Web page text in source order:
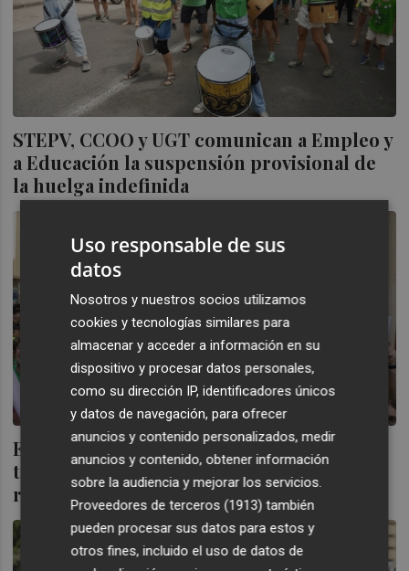
STEPV, CCOO y UGT comunican a Empleo y
a Educación la suspensión provisional de
la huelga indefinida
Equipos directivos dimitidos piden
trasladar a Ortí sus peticiones en una
reunión que se emita por streaming
Uso responsable de sus
datos
Nosotros y nuestros socios utilizamos
cookies y tecnologías similares para
almacenar y acceder a información en su
dispositivo y procesar datos personales,
como su dirección IP, identificadores únicos
y datos de navegación, para ofrecer
anuncios y contenido personalizados, medir
anuncios y contenido, obtener información
sobre la audiencia y mejorar los servicios.
Proveedores de terceros (1913) también
pueden procesar sus datos para estos y
otros fines, incluido el uso de datos de